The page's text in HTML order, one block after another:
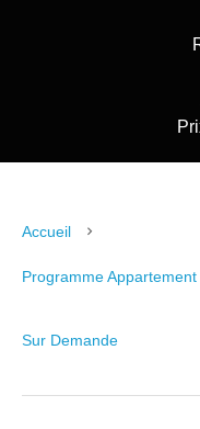
Accueil
Programme
Sur Demande